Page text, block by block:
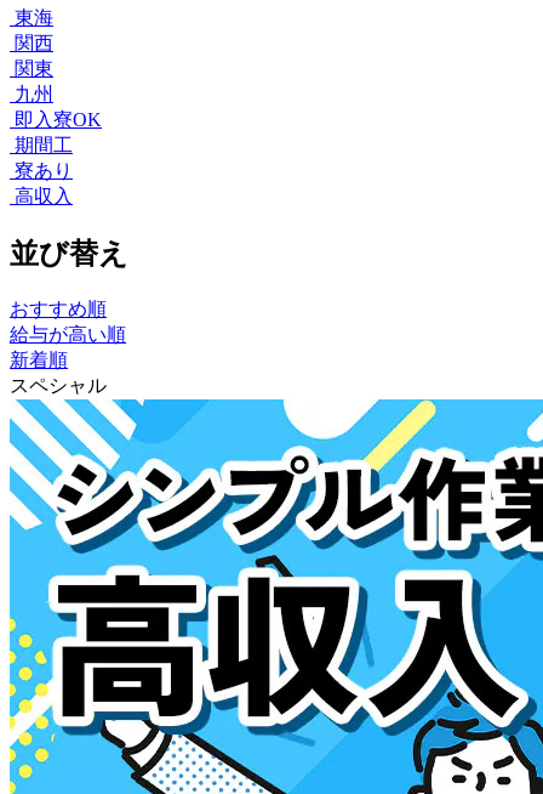
東海
関西
関東
九州
即入寮OK
期間工
寮あり
高収入
並び替え
おすすめ順
給与が高い順
新着順
スペシャル